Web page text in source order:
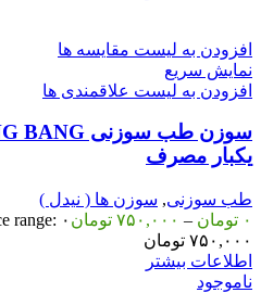
افزودن به لیست مقایسه ها
نمایش سریع
افزودن به لیست علاقمندی ها
یکبار مصرف
طب سوزنی, سوزن ها ( نیدل )
۰ تومان – ۷۵۰,۰۰۰ تومان
۷۵۰,۰۰۰ تومان
اطلاعات بیشتر
ناموجود